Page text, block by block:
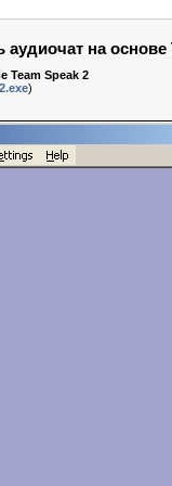
аудиочат на основе
Team Speak 2
)